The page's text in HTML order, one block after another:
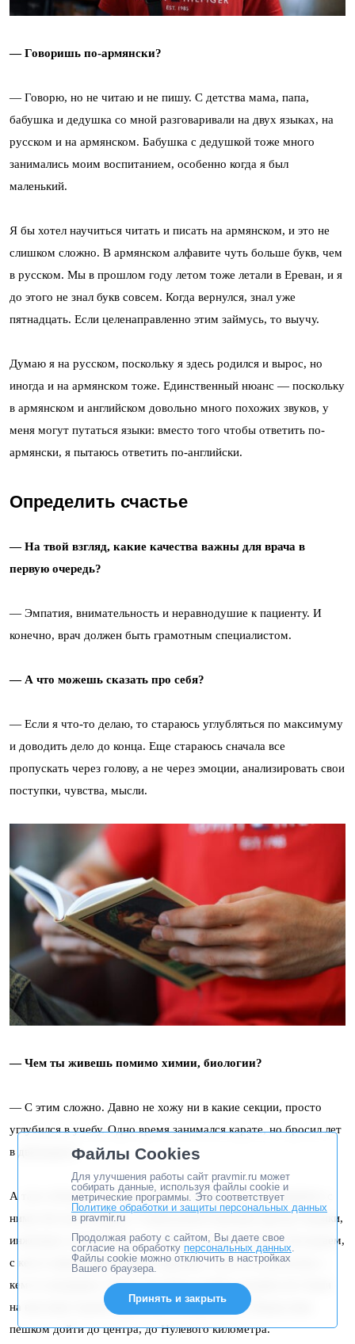
— Говоришь по-армянски?
— Говорю, но не читаю и не пишу. С детства мама, папа,
бабушка и дедушка со мной разговаривали на двух языках, на
русском и на армянском. Бабушка с дедушкой тоже много
занимались моим воспитанием, особенно когда я был
маленький.
Я бы хотел научиться читать и писать на армянском, и это не
слишком сложно. В армянском алфавите чуть больше букв, чем
в русском. Мы в прошлом году летом тоже летали в Ереван, и я
до этого не знал букв совсем. Когда вернулся, знал уже
пятнадцать. Если целенаправленно этим займусь, то выучу.
Думаю я на русском, поскольку я здесь родился и вырос, но
иногда и на армянском тоже. Единственный нюанс — поскольку
в армянском и английском довольно много похожих звуков, у
меня могут путаться языки: вместо того чтобы ответить по-
армянски, я пытаюсь ответить по-английски.
Определить счастье
— На твой взгляд, какие качества важны для врача в
первую очередь?
— Эмпатия, внимательность и неравнодушие к пациенту. И
конечно, врач должен быть грамотным специалистом.
— А что можешь сказать про себя?
— Если я что-то делаю, то стараюсь углубляться по максимуму
и доводить дело до конца. Еще стараюсь сначала все
пропускать через голову, а не через эмоции, анализировать свои
поступки, чувства, мысли.
— Чем ты живешь помимо химии, биологии?
— С этим сложно. Давно не хожу ни в какие секции, просто
углубился в учебу. Одно время занимался карате, но бросил лет
в двенадцать.
А так я обожаю проводить время с друзьями, разговаривать с
ними обо всем подряд. У меня разносторонние друзья: медики,
инженеры, гуманитарии… С кем-то мы математику обсуждаем,
с кем-то философию Марка Аврелия, с кем-то психологию, с
кем-то медицину. Сейчас мы много гуляем, недавно вот были
на выставке Зураба Церетели. Собираемся от Некрасовки
пешком дойти до центра, до Нулевого километра.
Файлы Cookies
Для улучшения работы сайт pravmir.ru может
собирать данные, используя файлы cookie и
метрические программы. Это соответствует
Политике обработки и защиты персональных данных
в pravmir.ru
Продолжая работу с сайтом, Вы даете свое
согласие на обработку персональных данных.
Файлы cookie можно отключить в настройках
Вашего браузера.
Принять и закрыть